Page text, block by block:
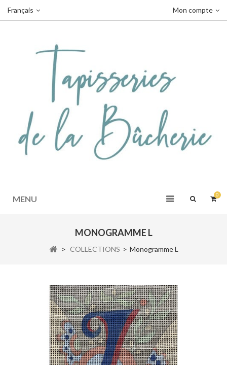
Mon compte
Français
0
MENU
MONOGRAMME L
> COLLECTIONS > Monogramme L